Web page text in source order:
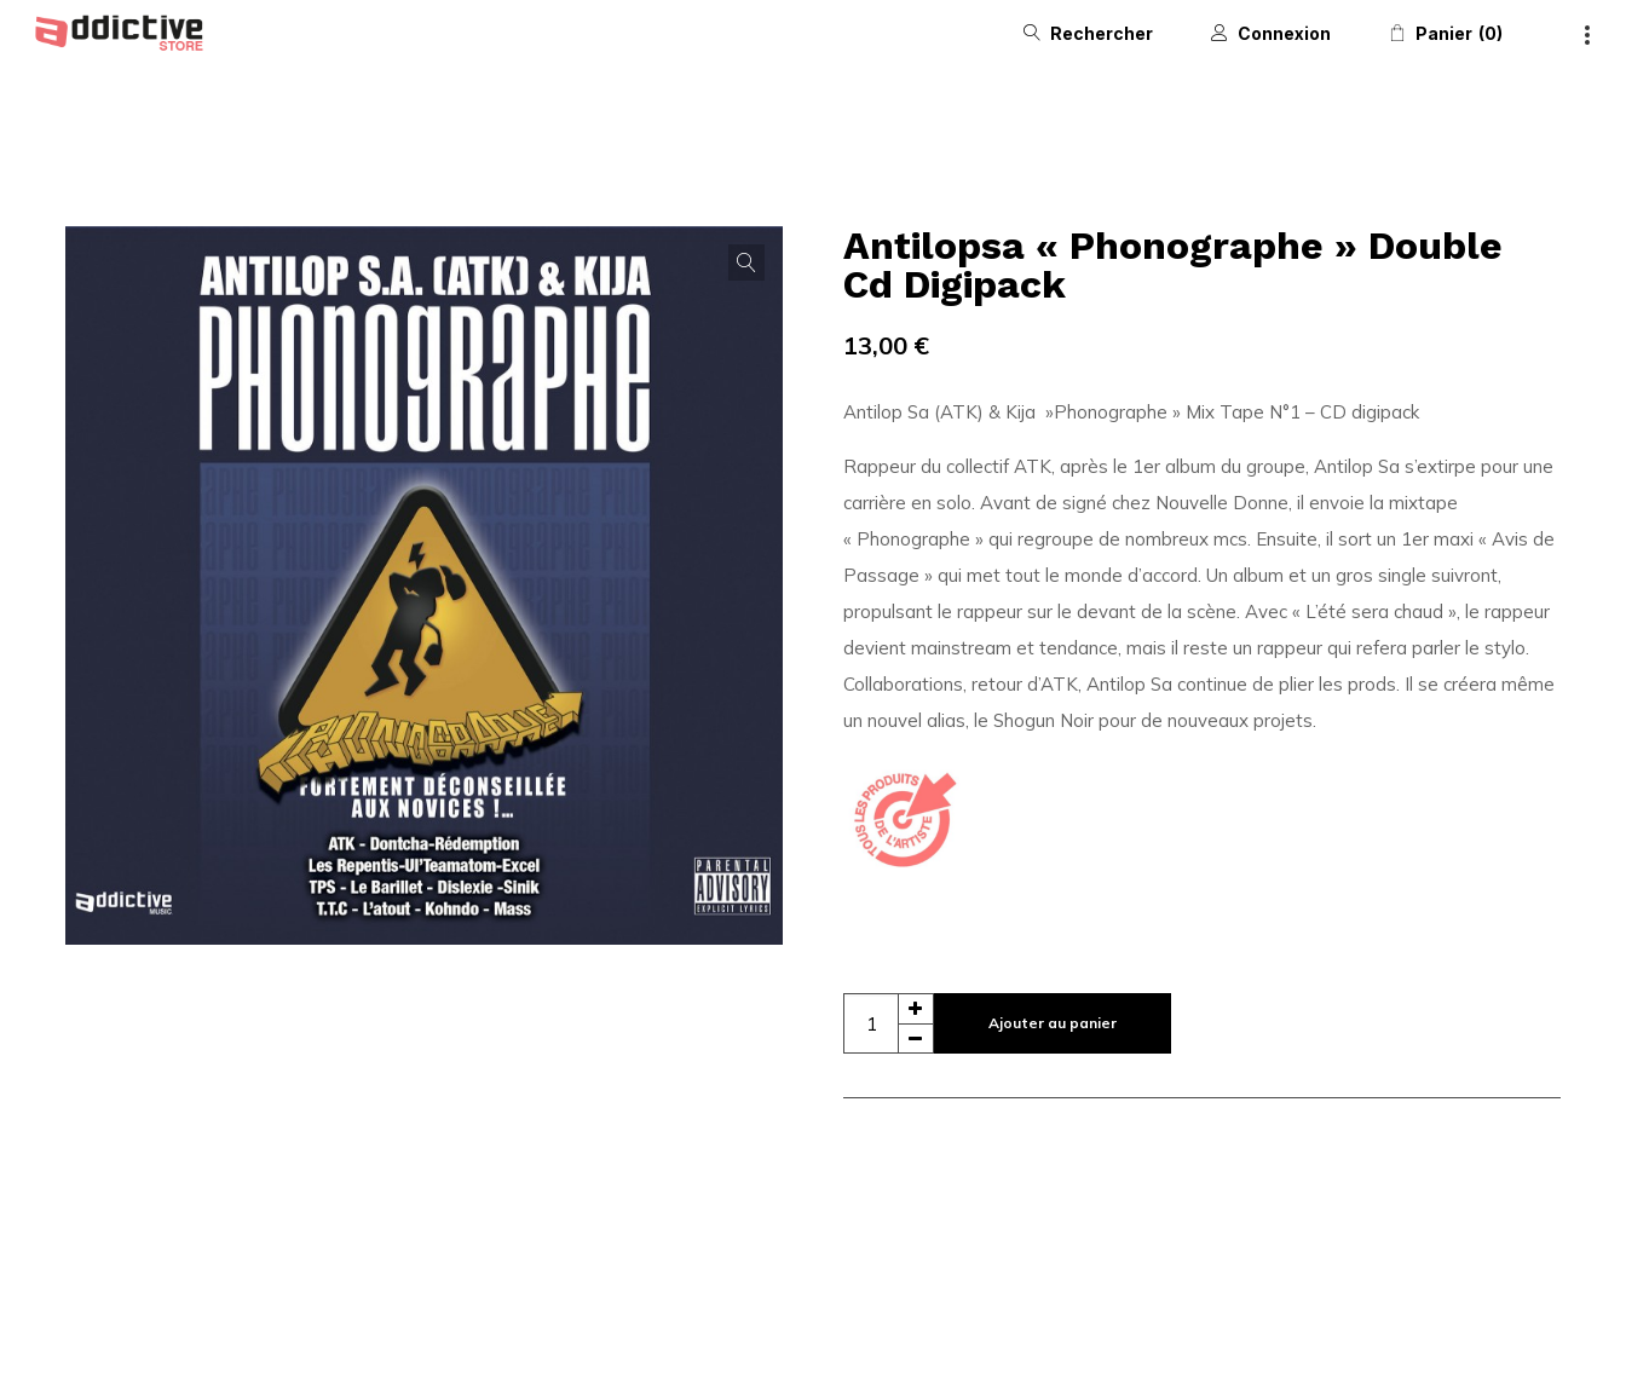
Rechercher Connexion Panier 0
Antilopsa « Phonographe » Double
Cd Digipack
13,00 €
Antilop Sa (ATK) & Kija ‎ »Phonographe » Mix Tape N°1 – CD digipack
Rappeur du collectif ATK, après le 1er album du groupe, Antilop Sa s’extirpe pour une
carrière en solo. Avant de signé chez Nouvelle Donne, il envoie la mixtape
« Phonographe » qui regroupe de nombreux mcs. Ensuite, il sort un 1er maxi « Avis de
Passage » qui met tout le monde d’accord. Un album et un gros single suivront,
propulsant le rappeur sur le devant de la scène. Avec « L’été sera chaud », le rappeur
devient mainstream et tendance, mais il reste un rappeur qui refera parler le stylo.
Collaborations, retour d’ATK, Antilop Sa continue de plier les prods. Il se créera même
un nouvel alias, le Shogun Noir pour de nouveaux projets.
Ajouter au panier